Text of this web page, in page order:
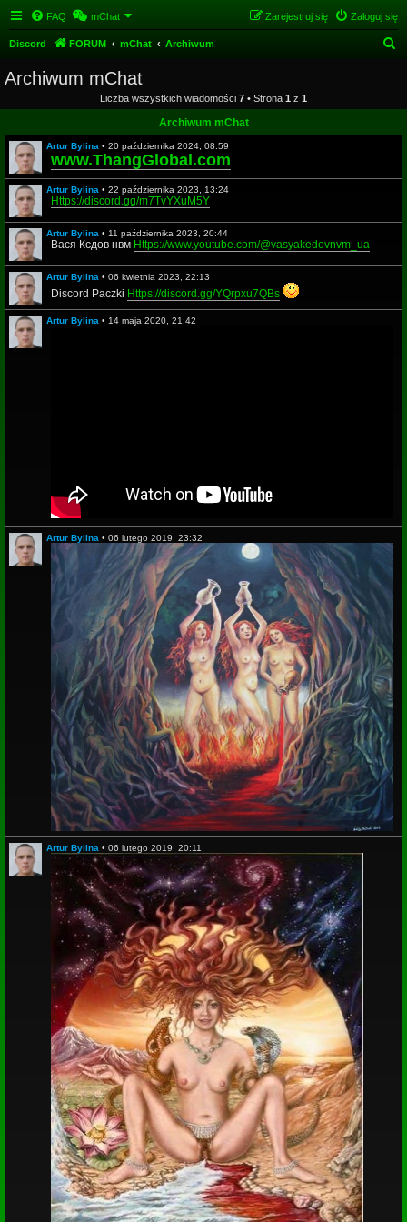
FAQ mChat Zaloguj się
Zarejestruj się
Discord FORUM mChat Archiwum
k
Archiwum mChat
Liczba wszystkich wiadomości 7 • Strona 1 z 1
Archiwum mChat
Artur Bylina • 20 października 2024, 08:59
www.ThangGlobal.com
Artur Bylina • 22 października 2023, 13:24
Https://discord.gg/m7TvYXuM5Y
Artur Bylina • 11 października 2023, 20:44
Вася Кєдов нвм Https://www.youtube.com/@vasyakedovnvm_ua
Artur Bylina • 06 kwietnia 2023, 22:13
Discord Paczki Https://discord.gg/YQrpxu7QBs
Artur Bylina • 14 maja 2020, 21:42
Artur Bylina • 06 lutego 2019, 23:32
Artur Bylina • 06 lutego 2019, 20:11